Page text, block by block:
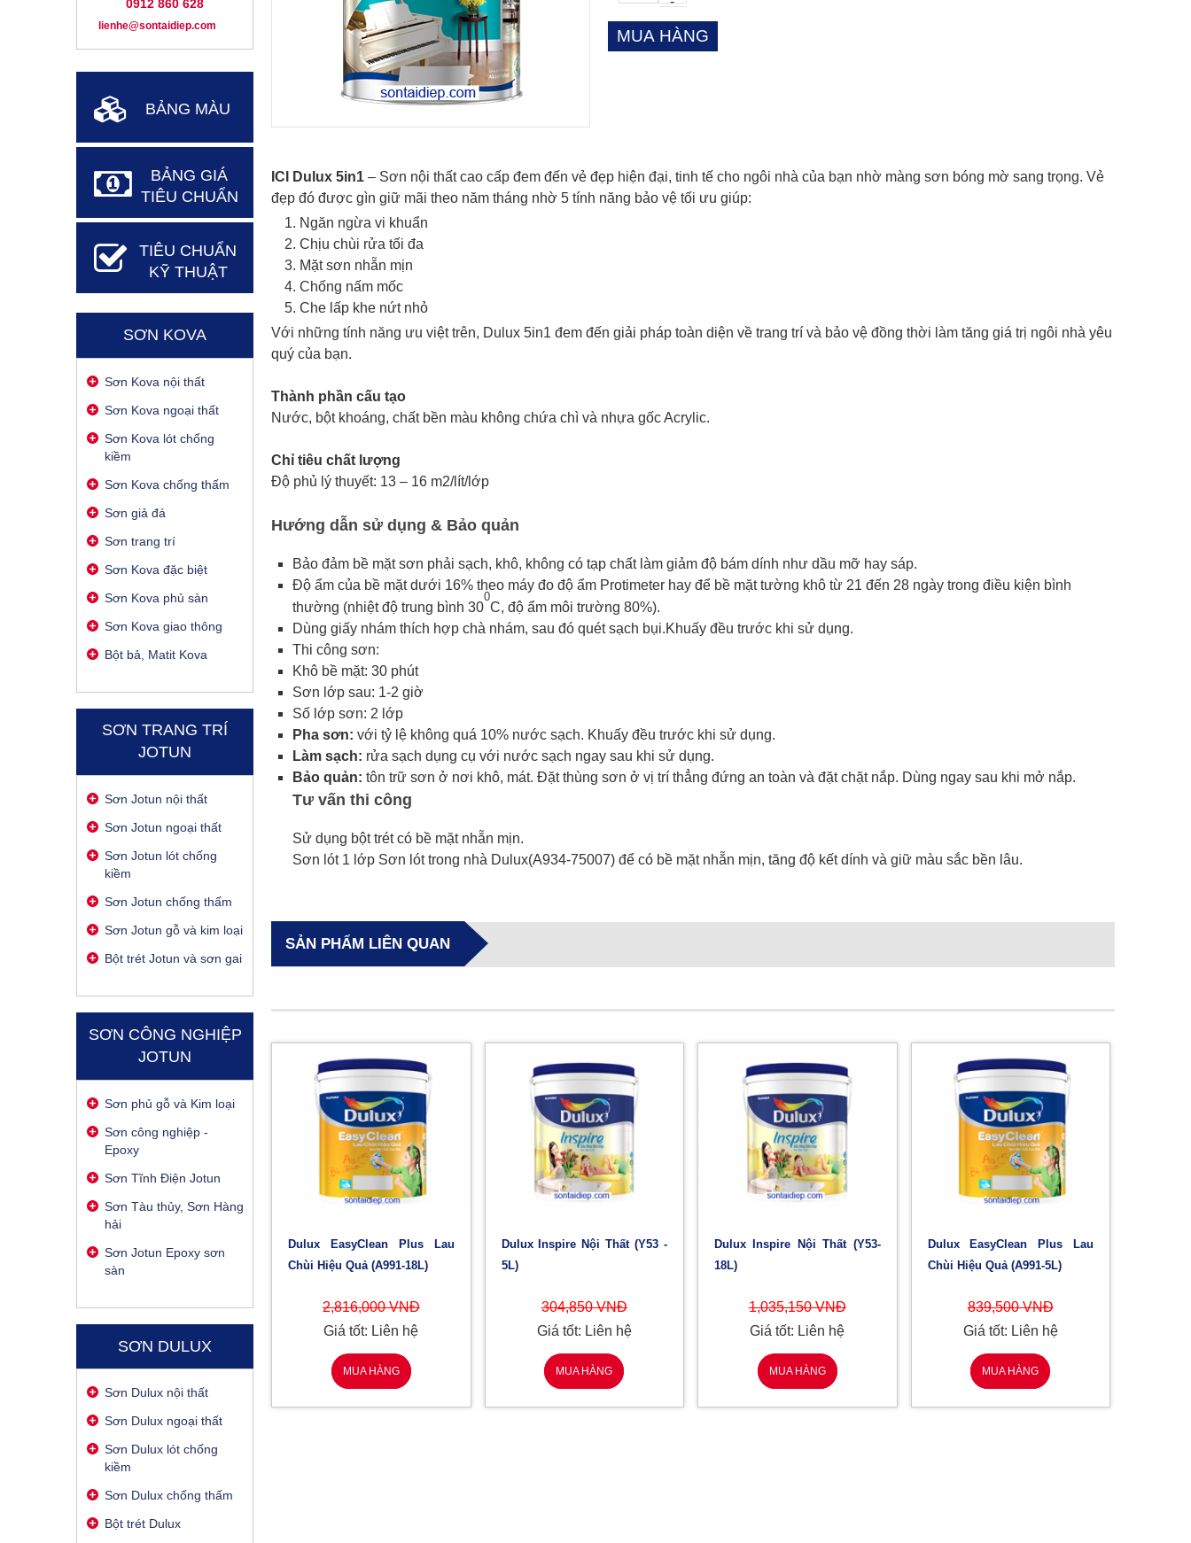
0912 860 628
lienhe@sontaidiep.com
BẢNG MÀU
BẢNG GIÁ
TIÊU CHUẨN
TIÊU CHUẨN
KỸ THUẬT
SƠN KOVA
Sơn Kova nội thất
Sơn Kova ngoại thất
Sơn Kova lót chống
kiềm
Sơn Kova chống thấm
Sơn giả đá
Sơn trang trí
Sơn Kova đặc biệt
Sơn Kova phủ sàn
Sơn Kova giao thông
Bột bả, Matit Kova
SƠN TRANG TRÍ
JOTUN
Sơn Jotun nội thất
Sơn Jotun ngoại thất
Sơn Jotun lót chống
kiềm
Sơn Jotun chống thấm
Sơn Jotun gỗ và kim loại
Bột trét Jotun và sơn gai
SƠN CÔNG NGHIỆP
JOTUN
Sơn phủ gỗ và Kim loại
Sơn công nghiệp -
Epoxy
Sơn Tĩnh Điện Jotun
Sơn Tàu thủy, Sơn Hàng
hải
Sơn Jotun Epoxy sơn
sàn
SƠN DULUX
Sơn Dulux nội thất
Sơn Dulux ngoại thất
Sơn Dulux lót chống
kiềm
Sơn Dulux chống thấm
Bột trét Dulux
ICI Dulux 5in1 – Sơn nội thất cao cấp đem đến vẻ đẹp hiện đại, tinh tế cho ngôi nhà của bạn nhờ màng sơn bóng mờ sang trọng. Vẻ
đẹp đó được gìn giữ mãi theo năm tháng nhờ 5 tính năng bảo vệ tối ưu giúp:
Ngăn ngừa vi khuẩn
Chịu chùi rửa tối đa
Mặt sơn nhẵn mịn
Chống nấm mốc
Che lấp khe nứt nhỏ
Với những tính năng ưu việt trên, Dulux 5in1 đem đến giải pháp toàn diện về trang trí và bảo vệ đồng thời làm tăng giá trị ngôi nhà yêu
quý của bạn.
Thành phần cấu tạo
Nước, bột khoáng, chất bền màu không chứa chì và nhựa gốc Acrylic.
Chỉ tiêu chất lượng
Độ phủ lý thuyết: 13 – 16 m2/lít/lớp
Hướng dẫn sử dụng & Bảo quản
Bảo đảm bề mặt sơn phải sạch, khô, không có tạp chất làm giảm độ bám dính như dầu mỡ hay sáp.
Độ ẩm của bề mặt dưới 16% theo máy đo độ ẩm Protimeter hay để bề mặt tường khô từ 21 đến 28 ngày trong điều kiện bình
thường (nhiệt độ trung bình 30
0
C, độ ẩm môi trường 80%).
Dùng giấy nhám thích hợp chà nhám, sau đó quét sạch bụi.Khuấy đều trước khi sử dụng.
Thi công sơn:
Khô bề mặt: 30 phút
Sơn lớp sau: 1-2 giờ
Số lớp sơn: 2 lớp
Pha sơn: với tỷ lệ không quá 10% nước sạch. Khuấy đều trước khi sử dụng.
Làm sạch: rửa sạch dụng cụ với nước sạch ngay sau khi sử dụng.
Bảo quản: tôn trữ sơn ở nơi khô, mát. Đặt thùng sơn ở vị trí thẳng đứng an toàn và đặt chặt nắp. Dùng ngay sau khi mở nắp.
Tư vấn thi công
Sử dụng bột trét có bề mặt nhẵn mịn.
Sơn lót 1 lớp Sơn lót trong nhà Dulux(A934-75007) để có bề mặt nhẵn mịn, tăng độ kết dính và giữ màu sắc bền lâu.
SẢN PHẨM LIÊN QUAN
Dulux EasyClean Plus Lau
Chùi Hiệu Quả (A991-18L)
2,816,000 VNĐ
Giá tốt: Liên hệ
MUA HÀNG
Dulux Inspire Nội Thất (Y53 -
5L)
304,850 VNĐ
Giá tốt: Liên hệ
MUA HÀNG
Dulux Inspire Nội Thất (Y53-
18L)
1,035,150 VNĐ
Giá tốt: Liên hệ
MUA HÀNG
Dulux EasyClean Plus Lau
Chùi Hiệu Quả (A991-5L)
839,500 VNĐ
Giá tốt: Liên hệ
MUA HÀNG